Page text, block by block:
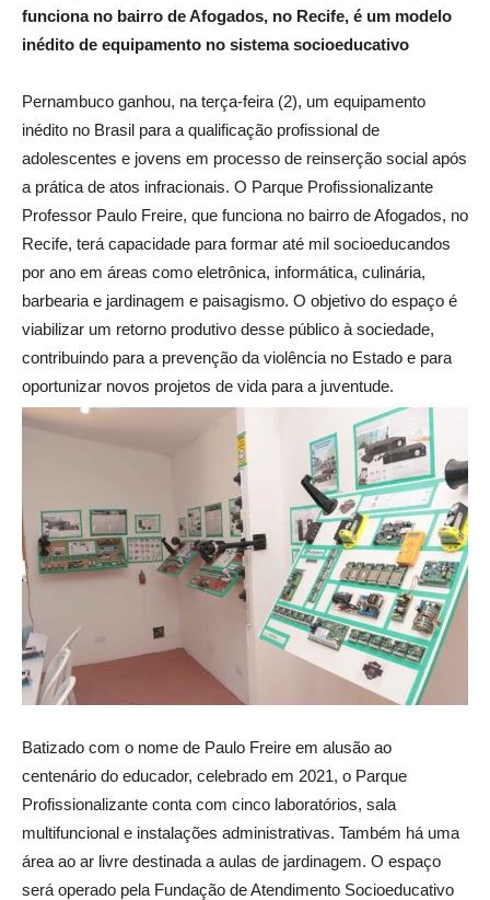
funciona no bairro de Afogados, no Recife, é um modelo
inédito de equipamento no sistema socioeducativo
Pernambuco ganhou, na terça-feira (2), um equipamento
inédito no Brasil para a qualificação profissional de
adolescentes e jovens em processo de reinserção social após
a prática de atos infracionais. O Parque Profissionalizante
Professor Paulo Freire, que funciona no bairro de Afogados, no
Recife, terá capacidade para formar até mil socioeducandos
por ano em áreas como eletrônica, informática, culinária,
barbearia e jardinagem e paisagismo. O objetivo do espaço é
viabilizar um retorno produtivo desse público à sociedade,
contribuindo para a prevenção da violência no Estado e para
oportunizar novos projetos de vida para a juventude.
Batizado com o nome de Paulo Freire em alusão ao
centenário do educador, celebrado em 2021, o Parque
Profissionalizante conta com cinco laboratórios, sala
multifuncional e instalações administrativas. Também há uma
área ao ar livre destinada a aulas de jardinagem. O espaço
será operado pela Fundação de Atendimento Socioeducativo